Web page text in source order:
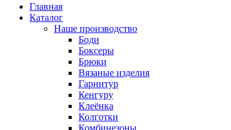
Главная
Каталог
Наше производство
Боди
Боксеры
Брюки
Вязаные изделия
Гарнитур
Кенгуру
Клеёнка
Колготки
Комбинезоны